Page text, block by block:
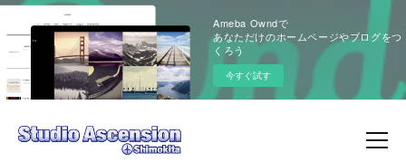
Ameba Owndで
あなただけのホームページやブログをつ
くろう
今すぐ試す